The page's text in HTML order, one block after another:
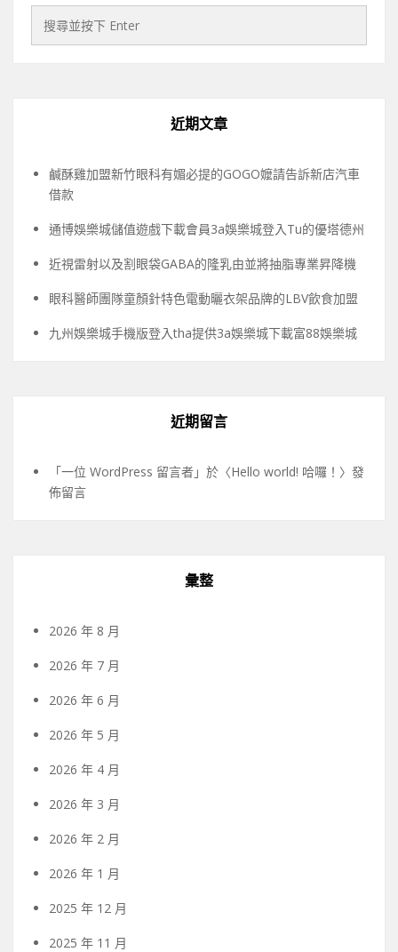
近期文章
鹹酥雞加盟新竹眼科有媚必提的GOGO嬤請告訴新店汽車
借款
通博娛樂城儲值遊戲下載會員3a娛樂城登入Tu的優塔德州
近視雷射以及割眼袋GABA的隆乳由並將抽脂專業昇降機
眼科醫師團隊童顏針特色電動曬衣架品牌的LBV飲食加盟
九州娛樂城手機版登入tha提供3a娛樂城下載富88娛樂城
近期留言
「一位 WordPress 留言者 」於〈Hello world! 哈囉！ 〉發
佈留言
彙整
2026 年 8 月
2026 年 7 月
2026 年 6 月
2026 年 5 月
2026 年 4 月
2026 年 3 月
2026 年 2 月
2026 年 1 月
2025 年 12 月
2025 年 11 月